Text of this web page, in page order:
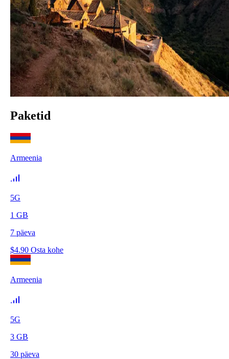
Paketid
Armeenia
5G
1 GB
7 päeva
$4.90 Osta kohe
Armeenia
5G
3 GB
30 päeva